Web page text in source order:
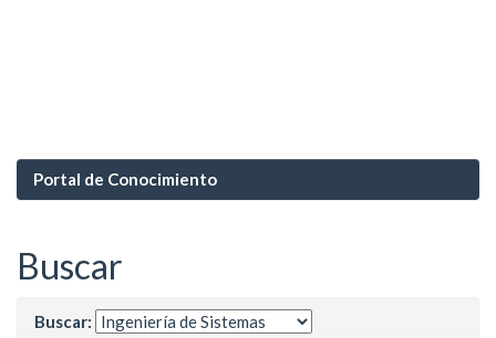
Portal de Conocimiento
Buscar
Buscar: